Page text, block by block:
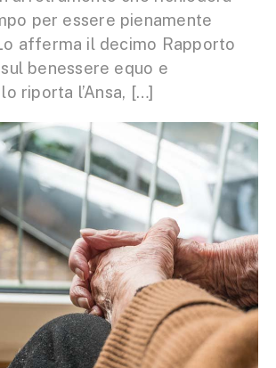
per essere pienamente
afferma il decimo Rapporto
benessere equo e
riporta l’Ansa, […]